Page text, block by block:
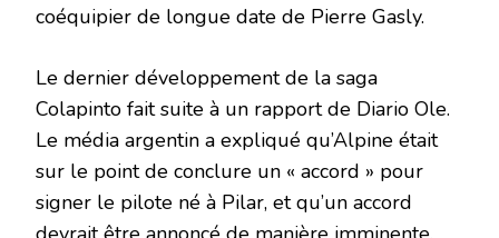
coéquipier de longue date de Pierre Gasly.
Le dernier développement de la saga
Colapinto fait suite à un rapport de Diario Ole.
Le média argentin a expliqué qu’Alpine était
sur le point de conclure un « accord » pour
signer le pilote né à Pilar, et qu’un accord